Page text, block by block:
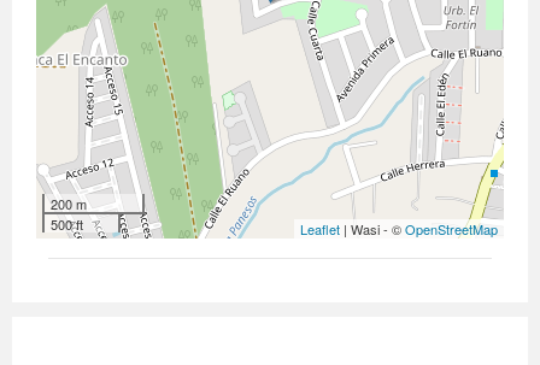
200 m
500 ft
Leaflet | Wasi - ©OpenStreetMap